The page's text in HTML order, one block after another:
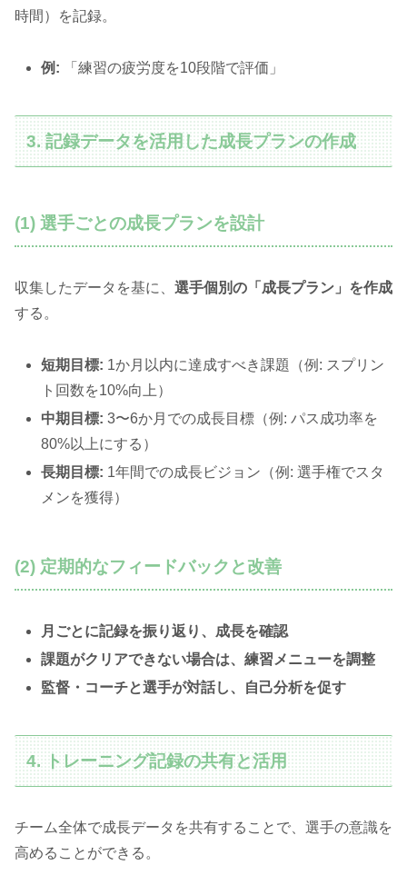
時間）を記録。
例: 「練習の疲労度を10段階で評価」
3. 記録データを活用した成長プランの作成
(1) 選手ごとの成長プランを設計
収集したデータを基に、 選手個別の「成長プラン」を作成
する。
短期目標: 1か月以内に達成すべき課題（例: スプリン
ト回数を10%向上）
中期目標: 3〜6か月での成長目標（例: パス成功率を
80%以上にする）
長期目標: 1年間での成長ビジョン（例: 選手権でスタ
メンを獲得）
(2) 定期的なフィードバックと改善
月ごとに記録を振り返り、成長を確認
課題がクリアできない場合は、練習メニューを調整
監督・コーチと選手が対話し、自己分析を促す
4. トレーニング記録の共有と活用
チーム全体で成長データを共有することで、選手の意識を
高めることができる。